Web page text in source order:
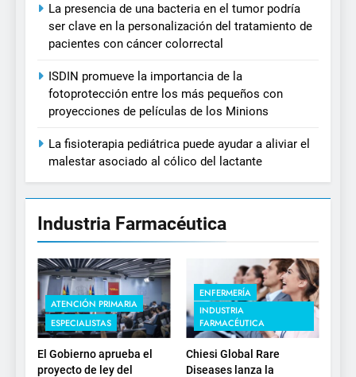
La presencia de una bacteria en el tumor podría
ser clave en la personalización del tratamiento de
pacientes con cáncer colorrectal
ISDIN promueve la importancia de la
fotoprotección entre los más pequeños con
proyecciones de películas de los Minions
La fisioterapia pediátrica puede ayudar a aliviar el
malestar asociado al cólico del lactante
Industria Farmacéutica
ATENCIÓN PRIMARIA
ESPECIALISTAS
El Gobierno aprueba el
proyecto de ley del
ENFERMERÍA
INDUSTRIA
FARMACÉUTICA
Chiesi Global Rare
Diseases lanza la